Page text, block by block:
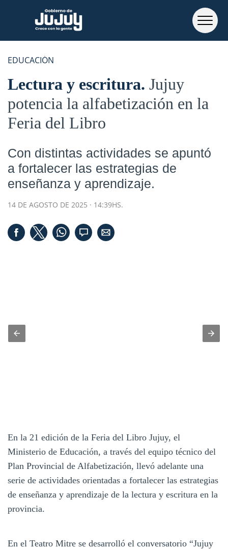
EDUCACIÓN
Lectura y escritura Jujuy
potencia la alfabetización en la
Feria del Libro
Con distintas actividades se apuntó
a fortalecer las estrategias de
enseñanza y aprendizaje.
14 DE AGOSTO DE 2025 · 14:39HS.
En la 21 edición de la Feria del Libro Jujuy, el
Ministerio de Educación, a través del equipo técnico del
Plan Provincial de Alfabetización, llevó adelante una
serie de actividades orientadas a fortalecer las estrategias
de enseñanza y aprendizaje de la lectura y escritura en la
provincia.
En el Teatro Mitre se desarrolló el conversatorio “Jujuy